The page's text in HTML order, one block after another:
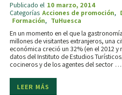
Publicado el 10 marzo, 2014
Categorías Acciones de promoción,
Formación, TuHuesca
En un momento en el que la
millones de visitantes extranjeros, una
económica creció un 32% (en el 2012
datos del Instituto de Estudios
cocineros y de los agentes del sector …
LEER MÁS